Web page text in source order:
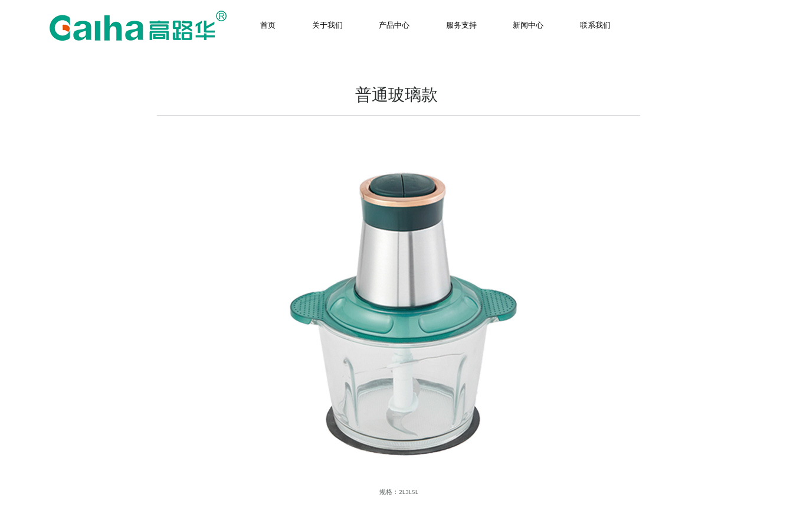
首页 关于我们 产品中心 服务支持 新闻中心 联系我们
普通玻璃款
规格：2L3L5L